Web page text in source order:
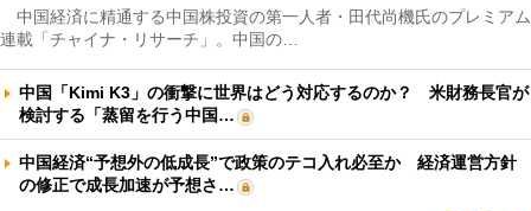
中国経済に精通する中国株投資の第一人者・田代尚機氏のプレミアム
連載「チャイナ・リサーチ」。中国の…
中国「Kimi K3」の衝撃に世界はどう対応するのか？ 米財務長官が
検討する「蒸留を行う中国…
中国経済“予想外の低成長”で政策のテコ入れ必至か 経済運営方針
の修正で成長加速が予想さ…